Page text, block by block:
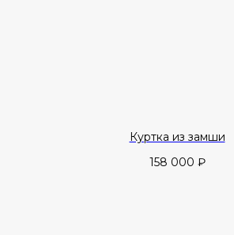
Куртка из замши
158 000 ₽